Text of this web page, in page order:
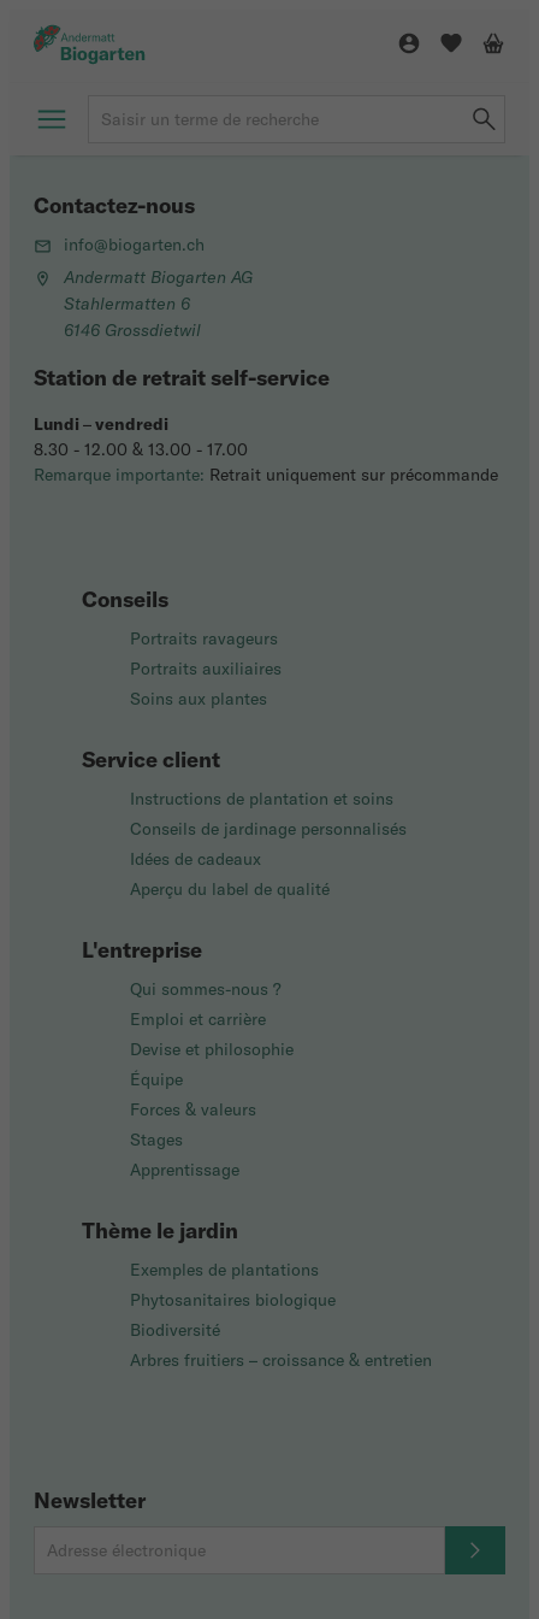
Conseils
Portraits ravageurs
Portraits auxiliaires
Soins aux plantes
Service client
Instructions de plantation et soins
Conseils de jardinage personnalisés
Idées de cadeaux
Aperçu du label de qualité
L'entreprise
Qui sommes-nous ?
Emploi et carrière
Devise et philosophie
Équipe
Forces & valeurs
Stages
Apprentissage
Thème le jardin
Exemples de plantations
Phytosanitaires biologique
Biodiversité
Arbres fruitiers – croissance & entretien
Newsletter
Contactez-nous
info@biogarten.ch
Andermatt Biogarten AG
Stahlermatten 6
6146 Grossdietwil
Station de retrait self-service
Lundi –vendredi
8.30 - 12.00 & 13.00 - 17.00
Remarque importante: Retrait uniquement sur précommande